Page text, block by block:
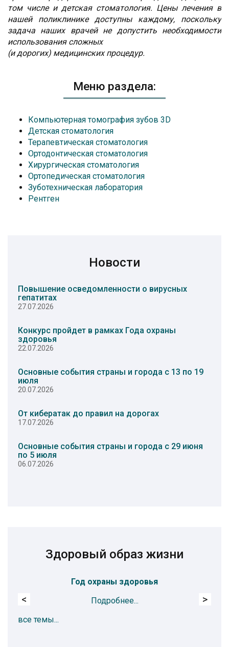
том числе и детская стоматология. Цены лечения в
нашей поликлинике доступны каждому, поскольку
задача наших врачей не допустить необходимости
использования сложных
(и дорогих) медицинских процедур.
Меню раздела:
Компьютерная томография зубов 3D
Детская стоматология
Терапевтическая стоматология
Ортодонтическая стоматология
Хирургическая стоматология
Ортопедическая стоматология
Зуботехническая лаборатория
Рентген
Новости
Повышение осведомленности о вирусных
гепатитах
27.07.2026
Конкурс пройдет в рамках Года охраны
здоровья
22.07.2026
Основные события страны и города с 13 по 19
июля
20.07.2026
От кибератак до правил на дорогах
17.07.2026
Основные события страны и города с 29 июня
по 5 июля
06.07.2026
Здоровый образ жизни
Год охраны здоровья
Подробнее...
< >
все темы...